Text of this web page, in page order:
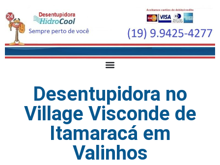
Desentupidora no
Village Visconde de
Itamaracá em
Valinhos